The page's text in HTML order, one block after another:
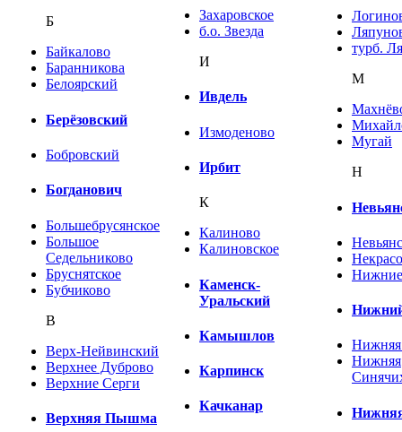
Б
Байкалово
Баранникова
Белоярский
Берёзовский
Бобровский
Богданович
Большебрусянское
Большое
Седельниково
Бруснятское
Бубчиково
В
Верх-Нейвинский
Верхнее Дуброво
Верхние Серги
Верхняя Пышма
Захаровское
б.о. Звезда
И
Ивдель
Измоденово
Ирбит
К
Калиново
Калиновское
Каменск-
Уральский
Камышлов
Карпинск
Качканар
турб.
М
Мугай
Н
Нижняя
Нижняя